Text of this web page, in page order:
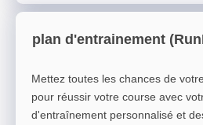
plan d'entrainement
Mettez toutes les chances de
pour réussir votre course avec
d'entraînement personnalisé et